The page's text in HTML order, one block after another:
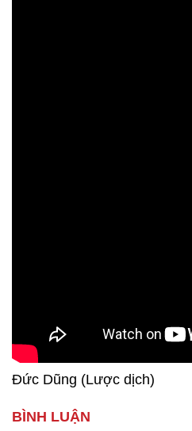
Đức Dũng (Lược dịch)